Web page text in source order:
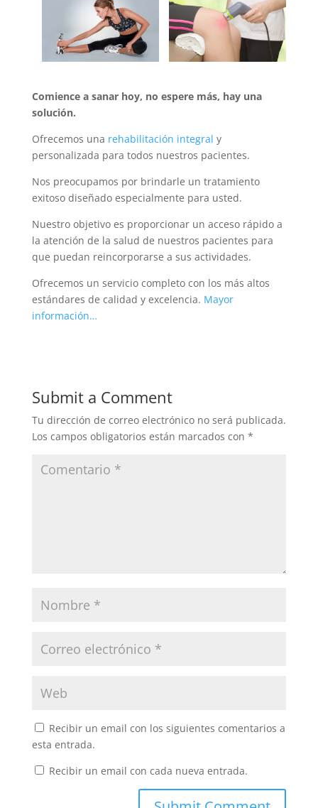
Comience a sanar hoy, no espere más, hay una
solución.
Ofrecemos una rehabilitación integral y
personalizada para todos nuestros pacientes.
Nos preocupamos por brindarle un tratamiento
exitoso diseñado especialmente para usted.
Nuestro objetivo es proporcionar un acceso rápido a
la atención de la salud de nuestros pacientes para
que puedan reincorporarse a sus actividades.
Ofrecemos un servicio completo con los más altos
estándares de calidad y excelencia. Mayor
información…
Submit a Comment
Tu dirección de correo electrónico no será publicada.
Los campos obligatorios están marcados con *
Recibir un email con los siguientes comentarios a
esta entrada.
Recibir un email con cada nueva entrada.